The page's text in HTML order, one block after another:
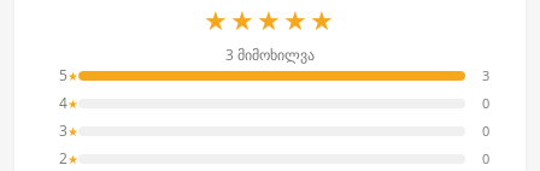
★★★★★
3 მიმოხილვა
5★ 3
4★ 0
3★ 0
2★ 0